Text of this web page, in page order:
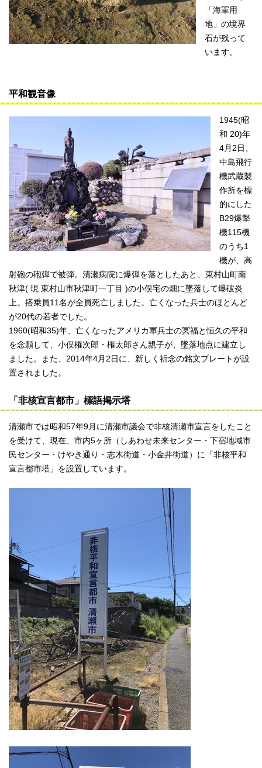
「海軍用
地」の境界
石が残って
います。
平和観音像
1945(昭
和 20)年
4月2日、
中島飛行
機武蔵製
作所を標
的にした
B29爆撃
機115機
のうち1
機が、高
射砲の砲弾で被弾。清瀬病院に爆弾を落としたあと、東村山町南
秋津( 現 東村山市秋津町一丁目 )の小俣宅の畑に墜落して爆破炎
上。搭乗員11名が全員死亡しました。亡くなった兵士のほとんど
が20代の若者でした。
1960(昭和35)年、亡くなったアメリカ軍兵士の冥福と恒久の平和
を念願して、小俣権次郎・権太郎さん親子が、墜落地点に建立し
ました。また、2014年4月2日に、新しく祈念の銘文プレートが設
置されました。
「非核宣言都市」標語掲示塔
清瀬市では昭和57年9月に清瀬市議会で非核清瀬市宣言をしたこと
を受けて、現在、市内5ヶ所（しあわせ未来センター・下宿地域市
民センター・けやき通り・志木街道・小金井街道）に「非核平和
宣言都市塔」を設置しています。